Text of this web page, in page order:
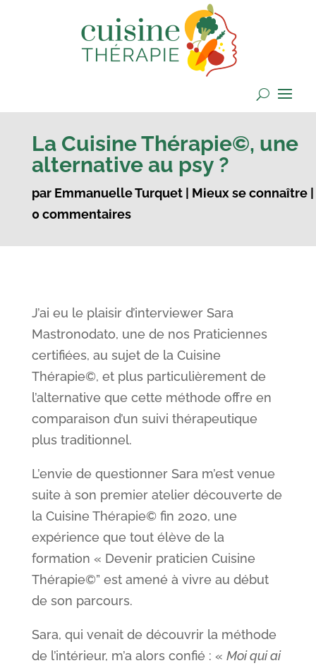
La Cuisine Thérapie©, une
alternative au psy ?
par Emmanuelle Turquet| Mieux se connaître|
0 commentaires
J’ai eu le plaisir d’interviewer Sara
Mastronodato, une de nos Praticiennes
certifiées, au sujet de la Cuisine
Thérapie©, et plus particulièrement de
l’alternative que cette méthode offre en
comparaison d’un suivi thérapeutique
plus traditionnel.
L’envie de questionner Sara m’est venue
suite à son premier atelier découverte de
la Cuisine Thérapie© fin 2020, une
expérience que tout élève de la
formation « Devenir praticien Cuisine
Thérapie©” est amené à vivre au début
de son parcours.
Sara, qui venait de découvrir la méthode
de l’intérieur, m’a alors confié : « Moi qui ai